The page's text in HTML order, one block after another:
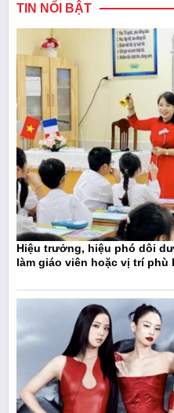
TIN NỔI BẬT
Hiệu trưởng, hiệu phó dôi
làm giáo viên hoặc vị trí phù